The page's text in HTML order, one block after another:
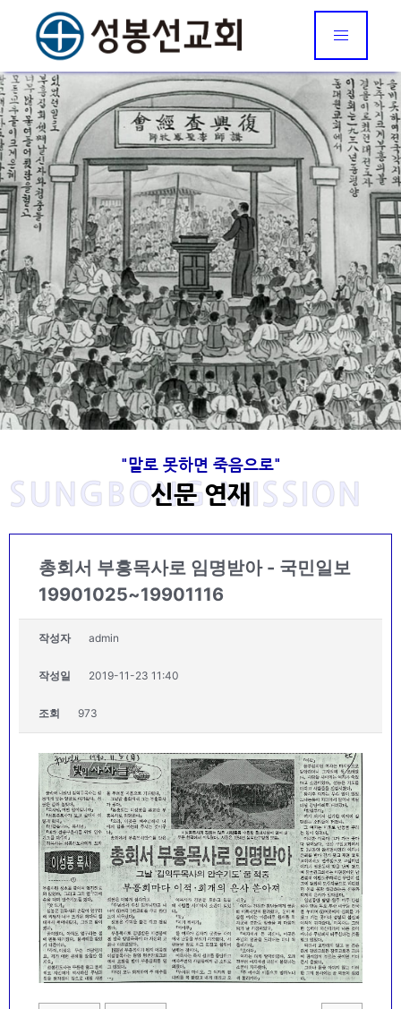
Welcome to SungBong Mission​
입니다.
선봉선교회
‘말로 못하면 죽음으로’
내가 생명의 면류관을 네게 주리라" (계 2:10)
목사님 소개
사랑을 전하는 목회자로 복음을 전하는 부흥
사로
"너는 아이라 하지 말고 내가 너를 누구에게 보내든지 너는 가며 내
워 말라‥‥‥ 내가 오늘날 너로‥‥‥ 견고한 성읍, 쇠기둥, 놋성
벽이 되게 하였은즉 그들이 너를 치나 이기지 못하리니‥‥‥ 아
멘."
고 이성봉 목사님의 발자취는 주님께서 항상
동행하셨습니다.
성신이 너희에게 임하시면 너희가 권능을 얻고 또 예루살렘과 온 유
나의 갈 길을 내가 알지 못하고 내 할 일을 내가 알지 못하고 내 할
말을 내가 알지 못하고 내 먹을 것조차 나는 알지 못한다.
Welcome to SungBong Mission​
입니다.
선봉선교회
‘말로 못하면 죽음으로’
내가 생명의 면류관을 네게 주리라" (계 2:10)
목사님 소개
사랑을 전하는 목회자로 복음을 전하는 부흥
사로
"너는 아이라 하지 말고 내가 너를 누구에게 보내든지 너는 가며 내
워 말라‥‥‥ 내가 오늘날 너로‥‥‥ 견고한 성읍, 쇠기둥, 놋성
벽이 되게 하였은즉 그들이 너를 치나 이기지 못하리니‥‥‥ 아
멘."
고 이성봉 목사님의 발자취는 주님께서 항상
동행하셨습니다.
성신이 너희에게 임하시면 너희가 권능을 얻고 또 예루살렘과 온 유
나의 갈 길을 내가 알지 못하고 내 할 일을 내가 알지 못하고 내 할
말을 내가 알지 못하고 내 먹을 것조차 나는 알지 못한다.
Welcome to SungBong Mission​
입니다.
선봉선교회
‘말로 못하면 죽음으로’
내가 생명의 면류관을 네게 주리라" (계 2:10)
목사님 소개
사랑을 전하는 목회자로 복음을 전하는 부흥
사로
"너는 아이라 하지 말고 내가 너를 누구에게 보내든지 너는 가며 내
워 말라‥‥‥ 내가 오늘날 너로‥‥‥ 견고한 성읍, 쇠기둥, 놋성
벽이 되게 하였은즉 그들이 너를 치나 이기지 못하리니‥‥‥ 아
멘."
고 이성봉 목사님의 발자취는 주님께서 항상
동행하셨습니다.
성신이 너희에게 임하시면 너희가 권능을 얻고 또 예루살렘과 온 유
나의 갈 길을 내가 알지 못하고 내 할 일을 내가 알지 못하고 내 할
말을 내가 알지 못하고 내 먹을 것조차 나는 알지 못한다.
SUNGBONG MISSION
"말로 못하면 죽음으로"
신문 연재
총회서 부흥목사로 임명받아 - 국민일보
19901025~19901116
작성자 admin
작성일 2019-11-23 11:40
조회 973